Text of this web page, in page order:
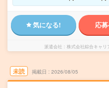
気になる! 応
派遣会社 株式会社綜合キャリ
未読 掲載日 2026/08/05